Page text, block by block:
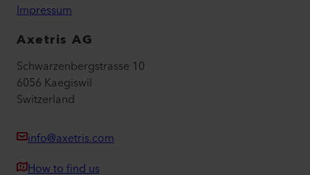
Impressum
Axetris AG
Schwarzenbergstrasse 10
6056 Kaegiswil
Switzerland
info@axetris.com
How to find us